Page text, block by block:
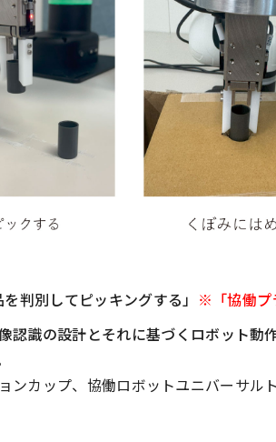
判別してピッキングする」 ※「協働プ
識の設計とそれに基づくロボット動
ンカップ、協働ロボットユニバーサ